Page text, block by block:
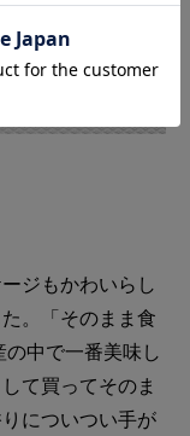
ジもかわいらし
。「そのまま食
中で一番美味し
て買ってそのま
についつい手が